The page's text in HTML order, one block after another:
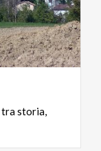
trastoria,